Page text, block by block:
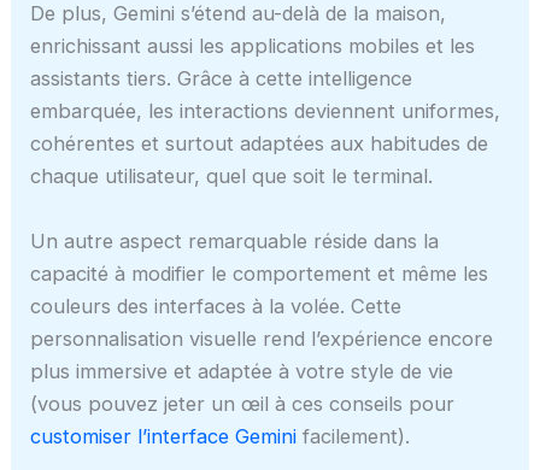
De plus, Gemini s’étend au-delà de la maison,
enrichissant aussi les applications mobiles et les
assistants tiers. Grâce à cette intelligence
embarquée, les interactions deviennent uniformes,
cohérentes et surtout adaptées aux habitudes de
chaque utilisateur, quel que soit le terminal.
Un autre aspect remarquable réside dans la
capacité à modifier le comportement et même les
couleurs des interfaces à la volée. Cette
personnalisation visuelle rend l’expérience encore
plus immersive et adaptée à votre style de vie
(vous pouvez jeter un œil à ces conseils pour
customiser l’interface Gemini facilement).